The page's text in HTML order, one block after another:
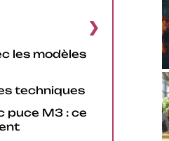
les modèles
techniques
puce M3 : ce